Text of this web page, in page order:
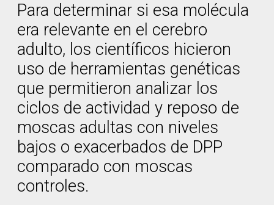
Para determinar si esa molécula
era relevante en el cerebro
adulto, los científicos hicieron
uso de herramientas genéticas
que permitieron analizar los
ciclos de actividad y reposo de
moscas adultas con niveles
bajos o exacerbados de DPP
comparado con moscas
controles.